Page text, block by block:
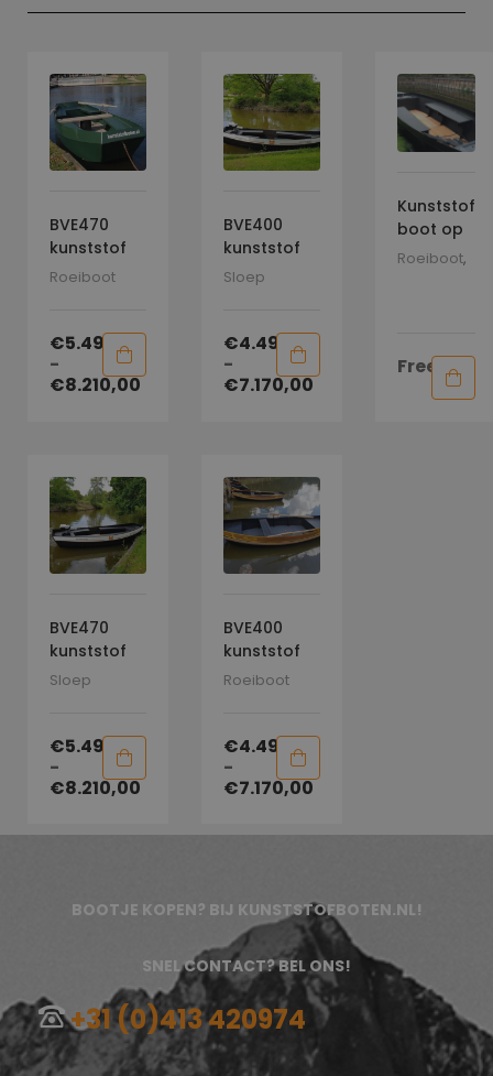
BVE470
kunststof
boot | vlet –
Roeiboot
€5.490,00
-
€8.210,00
BVE400
kunststof
boot | vlet –
Sloep
€4.495,00
-
€7.170,00
Kunststof
boot op
maat
Roeiboot,
Free
BVE470
kunststof
boot | vlet –
Sloep
€5.490,00
-
€8.210,00
BVE400
kunststof
boot | vlet –
Roeiboot
€4.495,00
-
€7.170,00
BOOTJE KOPEN? BIJ KUNSTSTOFBOTEN.NL!
SNEL CONTACT? BEL ONS!
+31 (0)413 420974